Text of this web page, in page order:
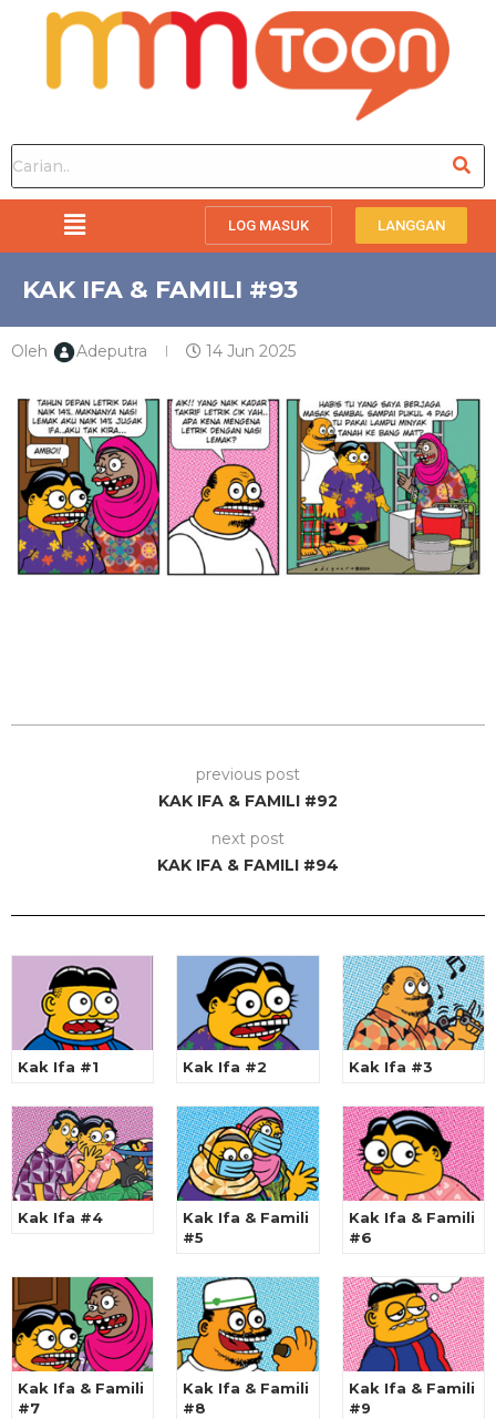
LOG MASUK LANGGAN
KAK IFA & FAMILI #93
Oleh Adeputra 14 Jun 2025
previous post
KAK IFA & FAMILI #92
next post
KAK IFA & FAMILI #94
Kak Ifa #1 Kak Ifa #2 Kak Ifa #3
Kak Ifa #4
Kak Ifa & Famili
#5
Kak Ifa & Famili
#6
Kak Ifa & Famili
#7
Kak Ifa & Famili
#8
Kak Ifa & Famili
#9